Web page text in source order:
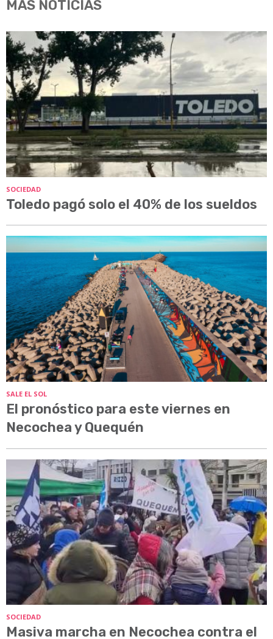
MÁS NOTICIAS
SOCIEDAD
Toledo pagó solo el 40% de los sueldos
SALE EL SOL
El pronóstico para este viernes en
Necochea y Quequén
SOCIEDAD
Masiva marcha en Necochea contra el